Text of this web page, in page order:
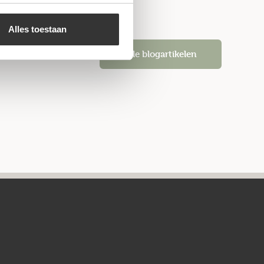
Alles toestaan
Alle blogartikelen